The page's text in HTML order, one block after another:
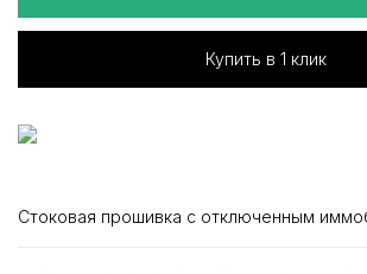
Купить в 1 клик
Стоковая прошивка с отключенным